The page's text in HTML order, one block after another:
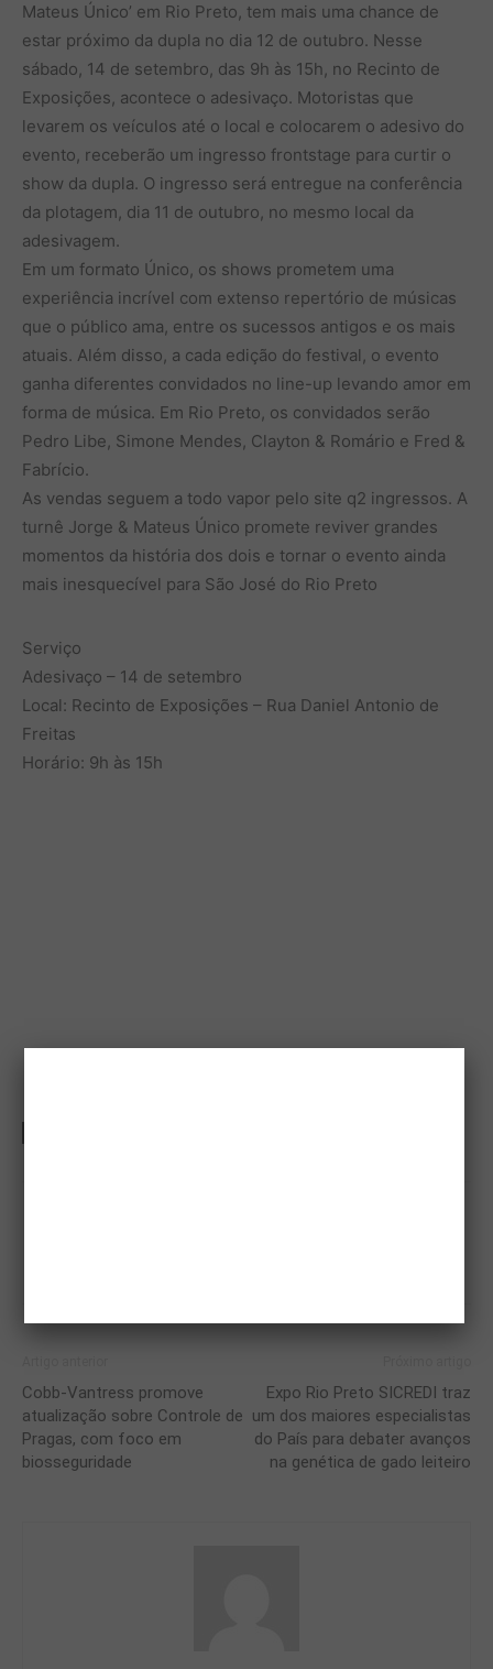
Mateus Único’ em Rio Preto, tem mais uma chance de
estar próximo da dupla no dia 12 de outubro. Nesse
sábado, 14 de setembro, das 9h às 15h, no Recinto de
Exposições, acontece o adesivaço. Motoristas que
levarem os veículos até o local e colocarem o adesivo do
evento, receberão um ingresso frontstage para curtir o
show da dupla. O ingresso será entregue na conferência
da plotagem, dia 11 de outubro, no mesmo local da
adesivagem.
Em um formato Único, os shows prometem uma
experiência incrível com extenso repertório de músicas
que o público ama, entre os sucessos antigos e os mais
atuais. Além disso, a cada edição do festival, o evento
ganha diferentes convidados no line-up levando amor em
forma de música. Em Rio Preto, os convidados serão
Pedro Libe, Simone Mendes, Clayton & Romário e Fred &
Fabrício.
As vendas seguem a todo vapor pelo site q2 ingressos. A
turnê Jorge & Mateus Único promete reviver grandes
momentos da história dos dois e tornar o evento ainda
mais inesquecível para São José do Rio Preto
Serviço
Adesivaço – 14 de setembro
Local: Recinto de Exposições – Rua Daniel Antonio de
Freitas
Horário: 9h às 15h
Cobb-Vantress promove
atualização sobre Controle de
Pragas, com foco em
biosseguridade
Expo Rio Preto SICREDI traz
um dos maiores especialistas
do País para debater avanços
na genética de gado leiteiro